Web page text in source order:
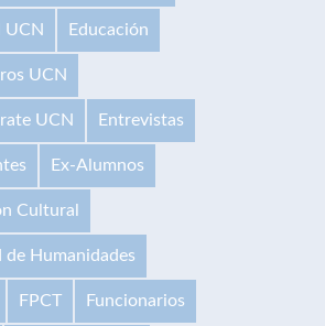
UCN Educación
UCN
UCN Entrevistas
Ex-Alumnos
Cultural
de Humanidades
FPCT Funcionarios